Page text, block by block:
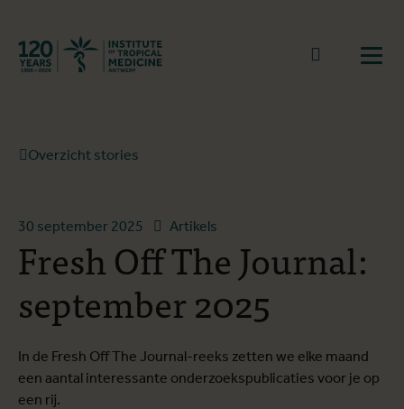
Terug naar start
Naar
Overzicht stories
30 september 2025 Artikels
Fresh Off The Journal:
september 2025
In de Fresh Off The Journal-reeks zetten we elke maand
een aantal interessante onderzoekspublicaties voor je op
een rij.